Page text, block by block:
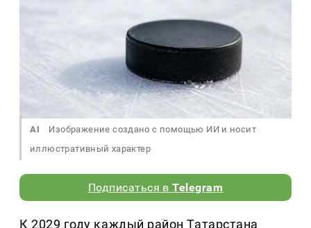
AI
Изображение создано с помощью ИИ и носит
иллюстративный характер
Подписаться вTelegram
К 2029 году каждый район Татарстана